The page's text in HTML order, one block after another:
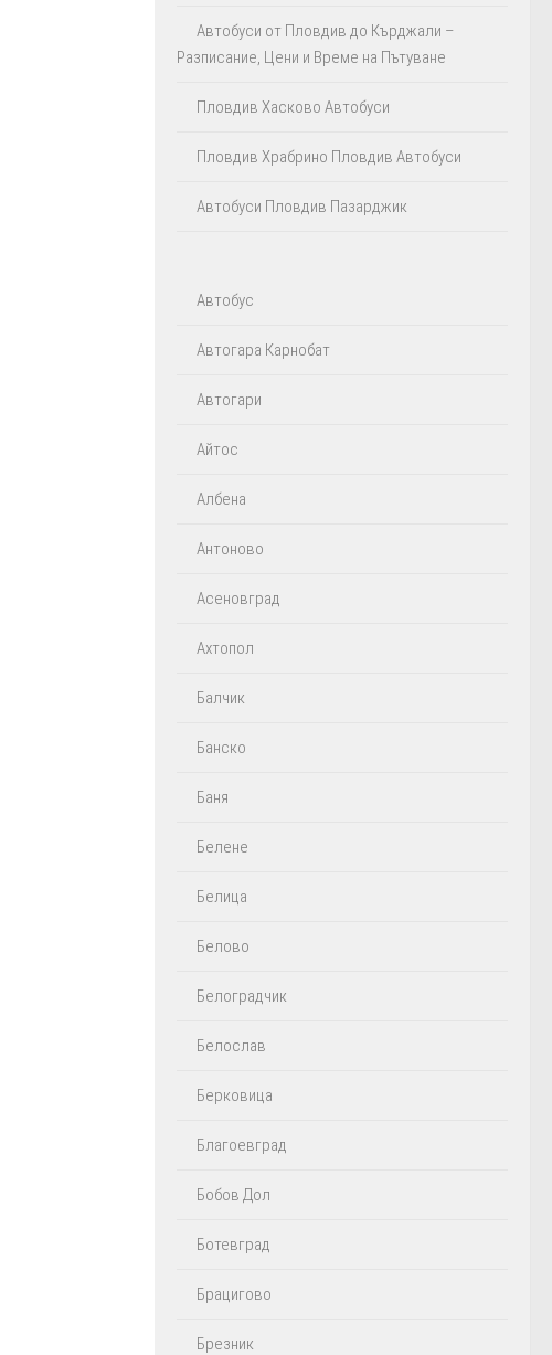
Автобуси от Пловдив до Кърджали –
Разписание, Цени и Време на Пътуване
Пловдив Хасково Автобуси
Пловдив Храбрино Пловдив Автобуси
Автобуси Пловдив Пазарджик
Автобус
Автогара Карнобат
Автогари
Айтос‎
Албена
Антоново
Асеновград
Ахтопол
Балчик
Банско
Баня
Белене
Белица
Белово
Белоградчик
Белослав
Берковица
Благоевград
Бобов Дол
Ботевград
Брацигово
Брезник